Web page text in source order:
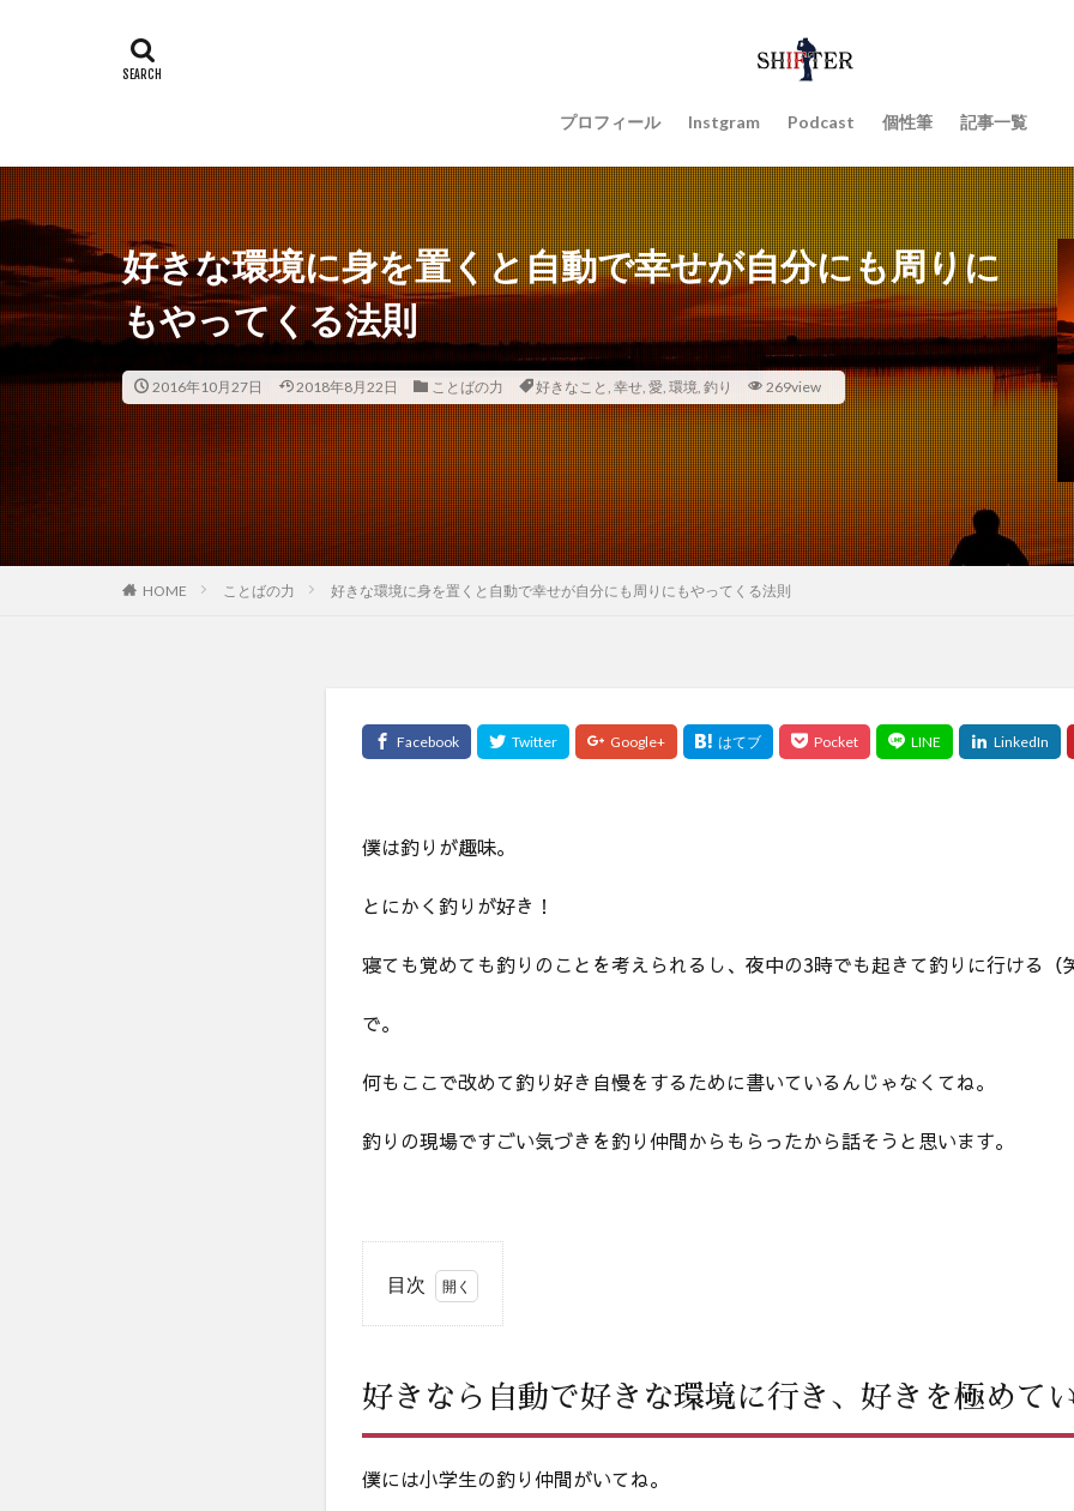
プロフィール Instgram Podcast 個性筆 記事一覧
好きな環境に身を置くと自動で幸せが自分にも周りに
もやってくる法則
2016年10月27日 2018年8月22日 ことばの力 好きなこと , 幸せ, 愛, 環境, 釣り 269view
HOME ことばの力 好きな環境に身を置くと自動で幸せが自分にも周りにもやってくる法則
僕は釣りが趣味。
とにかく釣りが好き！
寝ても覚めても釣りのことを考えられるし、夜中の3時でも起きて釣りに行ける（
で。
何もここで改めて釣り好き自慢をするために書いているんじゃなくてね。
釣りの現場ですごい気づきを釣り仲間からもらったから話そうと思います。
目次
自動
環境
好きなら自動で好きな環境に行き、好きを極めて
僕には小学生の釣り仲間がいてね。